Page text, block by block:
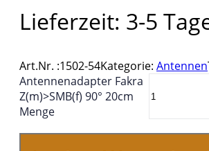
Lieferzeit: 3-5
Art.Nr. :1502-54Kategorie: Antennen
Antennenadapter Fakra
Z(m)>SMB(f) 90° 20cm
Menge